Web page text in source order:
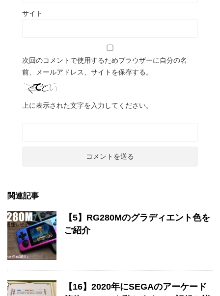
サイト
次回のコメントで使用するためブラウザーに自分の名
前、メールアドレス、サイトを保存する。
上に表示された文字を入力してください。
関連記事
【5】RG280Mのグラディエント色を
ご紹介
【16】2020年にSEGAのアーケード